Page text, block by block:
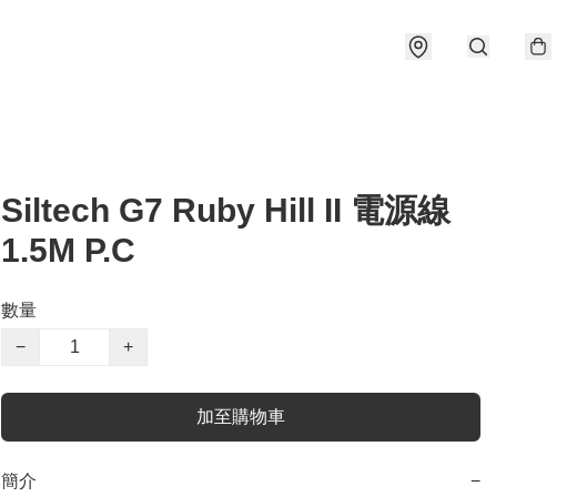
Siltech G7 Ruby Hill II 電源線
1.5M P.C
數量
−
+
加至購物車
簡介 −